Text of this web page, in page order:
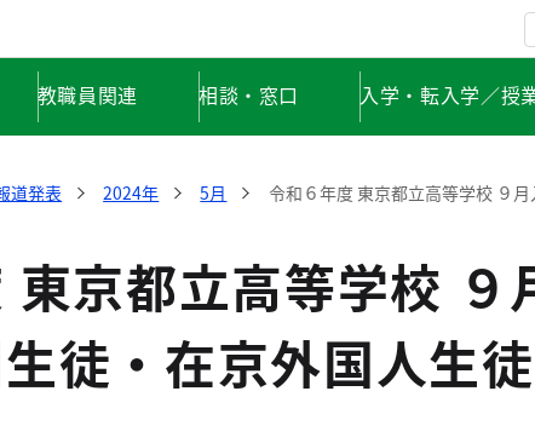
教職員関連 相談・窓口 入学・転入学／授
道発表 2024年 5月 令和６年度 東京都立高等学校 ９
東京都立高等学校 ９
生徒・在京外国人生徒